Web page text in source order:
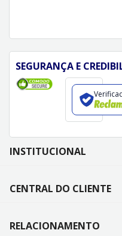
SEGURANÇA E
FORMAS DE
PAGAMENTO
INSTITUCIONAL
CENTRAL DO CLIENTE
RELACIONAMENTO